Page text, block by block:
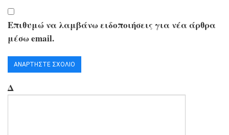
Επιθυμώ να λαμβάνω ειδοποιήσεις για νέα άρθρα
μέσω email.
Δ